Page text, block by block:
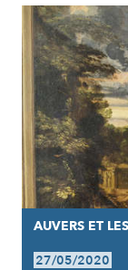
AUVERS ET
27/05/2020